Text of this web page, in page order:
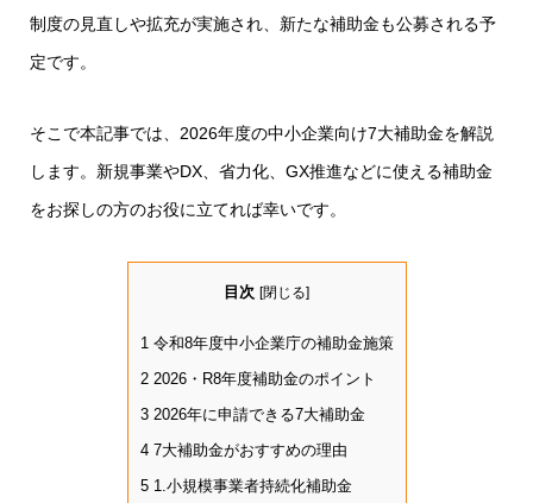
制度の見直しや拡充が実施され、新たな補助金も公募される予
定です。
そこで本記事では、2026年度の中小企業向け7大補助金を解説
します。新規事業やDX、省力化、GX推進などに使える補助金
をお探しの方のお役に立てれば幸いです。
目次 [閉じる]
1令和8年度中小企業庁の補助金施策
22026・R8年度補助金のポイント
32026年に申請できる7大補助金
47大補助金がおすすめの理由
51.小規模事業者持続化補助金